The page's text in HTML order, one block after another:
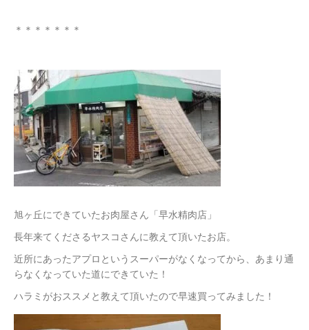
＊＊＊＊＊＊＊
旭ヶ丘にできていたお肉屋さん「早水精肉店」
長年来てくださるヤスコさんに教えて頂いたお店。
近所にあったアプロというスーパーがなくなってから、あまり通
らなくなっていた道にできていた！
ハラミがおススメと教えて頂いたので早速買ってみました！